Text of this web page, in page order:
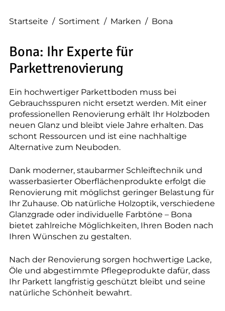
--
Startseite / Sortiment / Marken / Bona
Bona: Ihr Experte für
Parkettrenovierung
Ein hochwertiger Parkettboden muss bei
Gebrauchsspuren nicht ersetzt werden. Mit einer
professionellen Renovierung erhält Ihr Holzboden
neuen Glanz und bleibt viele Jahre erhalten. Das
schont Ressourcen und ist eine nachhaltige
Alternative zum Neuboden.
Dank moderner, staubarmer Schleiftechnik und
wasserbasierter Oberflächenprodukte erfolgt die
Renovierung mit möglichst geringer Belastung für
Ihr Zuhause. Ob natürliche Holzoptik, verschiedene
Glanzgrade oder individuelle Farbtöne – Bona
bietet zahlreiche Möglichkeiten, Ihren Boden nach
Ihren Wünschen zu gestalten.
Nach der Renovierung sorgen hochwertige Lacke,
Öle und abgestimmte Pflegeprodukte dafür, dass
Ihr Parkett langfristig geschützt bleibt und seine
natürliche Schönheit bewahrt.